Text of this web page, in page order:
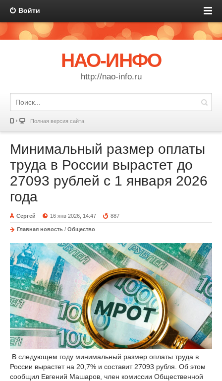
Войти
НАО-ИНФО
http://nao-info.ru
Полная версия сайта
Минимальный размер оплаты
труда в России вырастет до
27093 рублей с 1 января 2026
года
Сергей 16 янв 2026, 14:47 887
Главная новость / Общество
В следующем году минимальный размер оплаты труда в
России вырастет на 20,7% и составит 27093 рубля. Об этом
сообщил Евгений Машаров, член комиссии Общественной